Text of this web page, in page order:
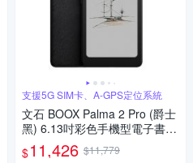
支援5G SIM卡、A-GPS定位系統
文石 BOOX Palma 2 Pro (爵士
黑) 6.13吋彩色手機型電子書閱
讀器
$11,426 $11,779